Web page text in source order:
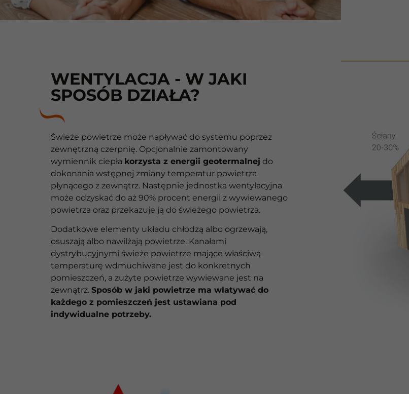
WENTYLACJA - W JAKI
SPOSÓB DZIAŁA?
Świeże powietrze może napływać do systemu poprzez
zewnętrzną czerpnię. Opcjonalnie zamontowany
wymiennik ciepła korzysta z energii geotermalnej do
dokonania wstępnej zmiany temperatur powietrza
płynącego z zewnątrz. Następnie jednostka wentylacyjna
może odzyskać do aż 90% procent energii z wywiewanego
powietrza oraz przekazuje ją do świeżego powietrza.
Dodatkowe elementy układu chłodzą albo ogrzewają,
osuszają albo nawilżają powietrze. Kanałami
dystrybucyjnymi świeże powietrze mające właściwą
temperaturę wdmuchiwane jest do konkretnych
pomieszczeń, a zużyte powietrze wywiewane jest na
zewnątrz. Sposób w jaki powietrze ma wlatywać do
każdego z pomieszczeń jest ustawiana pod
indywidualne potrzeby.